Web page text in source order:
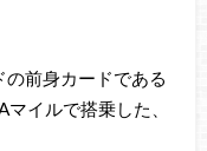
前身カードである
イルで搭乗した、